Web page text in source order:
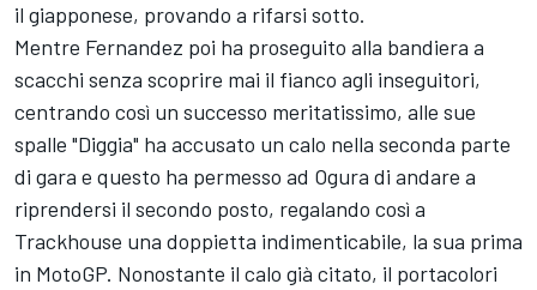
il giapponese, provando a rifarsi sotto.
Mentre Fernandez poi ha proseguito alla bandiera a
scacchi senza scoprire mai il fianco agli inseguitori,
centrando così un successo meritatissimo, alle sue
spalle "Diggia" ha accusato un calo nella seconda parte
di gara e questo ha permesso ad Ogura di andare a
riprendersi il secondo posto, regalando così a
Trackhouse una doppietta indimenticabile, la sua prima
in MotoGP. Nonostante il calo già citato, il portacolori